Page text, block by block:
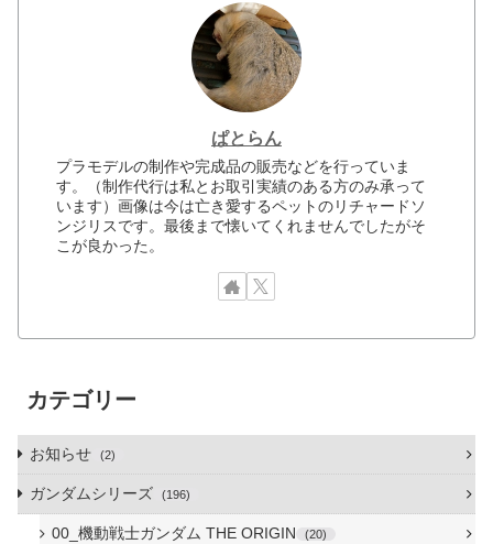
ぱとらん
プラモデルの制作や完成品の販売などを行っていま
す。（制作代行は私とお取引実績のある方のみ承って
います）画像は今は亡き愛するペットのリチャードソ
ンジリスです。最後まで懐いてくれませんでしたがそ
こが良かった。
カテゴリー
お知らせ 2
ガンダムシリーズ 196
00_機動戦士ガンダム THE ORIGIN 20